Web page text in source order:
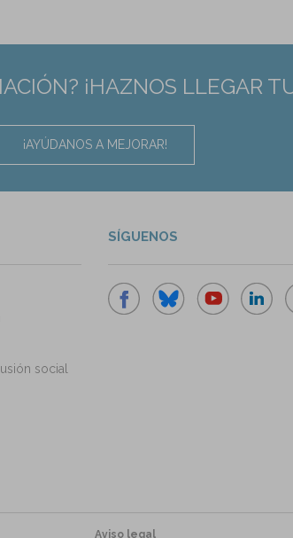
¡HAZNOS LLEGAR
¡AYÚDANOS A MEJORAR!
social
SÍGUENOS
Aviso legal